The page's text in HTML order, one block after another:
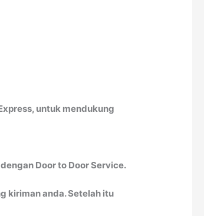
untuk mendukung
Door to Door Service.
kiriman anda. Setelah itu